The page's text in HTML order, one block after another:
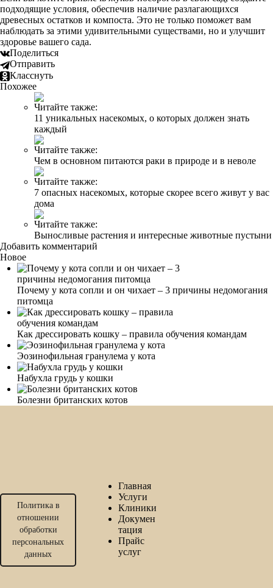
подходящие условия, обеспечив наличие разлагающихся
древесных остатков и компоста. Это не только поможет вам
наблюдать за этими удивительными существами, но и улучшит
здоровье вашего сада.
Поделиться
Отправить
Класснуть
Похожее
Читайте также:
11 уникальных насекомых, о которых должен знать
каждый
Читайте также:
Чем в основном питаются раки в природе и в неволе
Читайте также:
7 опасных насекомых, которые скорее всего живут у вас
дома
Читайте также:
Выносливые растения и интересные животные пустыни
Добавить комментарий
Новое
Почему у кота сопли и он чихает – 3 причины недомогания
питомца
Как дрессировать кошку – правила обучения командам
Эозинофильная гранулема у кота
Набухла грудь у кошки
Болезни британских котов
Политика в
отношении
обработки
персональных
данных
Главная
Услуги
Клиники
Докумен
тация
Прайс
услуг